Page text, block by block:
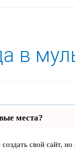
в
места?
свой сайт,